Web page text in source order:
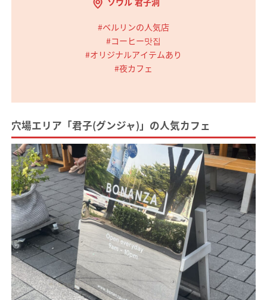
#ベルリンの人気店
#コーヒー맛집
#オリジナルアイテムあり
#夜カフェ
穴場エリア「君子(グンジャ)」の人気カフェ